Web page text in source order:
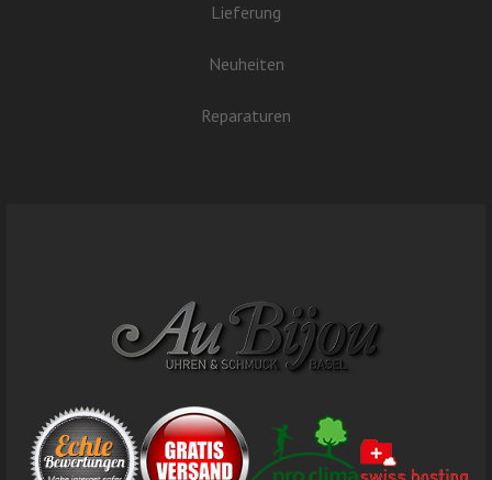
Lieferung
Neuheiten
Reparaturen